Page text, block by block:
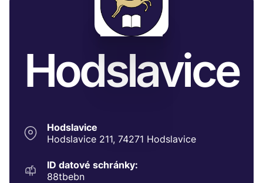
Hodslavice
Hodslavice
Hodslavice 211, 74271 Hodslavice
ID datové schránky:
88tbebn